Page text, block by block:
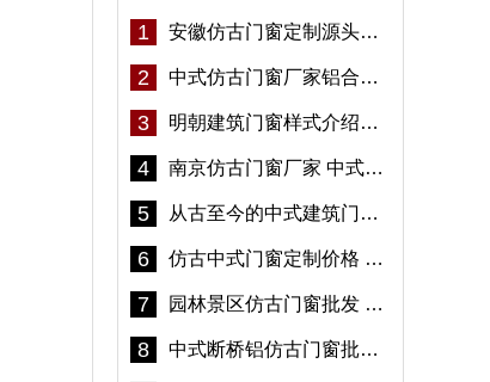
1 安徽仿古门窗定制源头厂家 好打理免维护-冠墅阳光
2 中式仿古门窗厂家铝合金仿古门窗定制 5年质保
3 明朝建筑门窗样式介绍——冠墅阳光
4 南京仿古门窗厂家 中式仿古门窗定制 节能防水
5 从古至今的中式建筑门窗到底有多美「冠墅阳光」
6 仿古中式门窗定制价格 铝合金仿古门窗报价
7 园林景区仿古门窗批发 铝合金仿古门窗采购-冠墅阳光
8 中式断桥铝仿古门窗批发 冠墅阳光仿古门窗 6000平米实体工厂